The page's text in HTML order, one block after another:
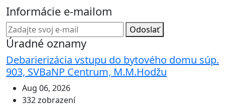
Informácie e-mailom
Odoslať
Úradné oznamy
Debarierizácia vstupu do bytového domu súp.
903, SVBaNP Centrum, M.M.Hodžu
Aug 06, 2026
332 zobrazení